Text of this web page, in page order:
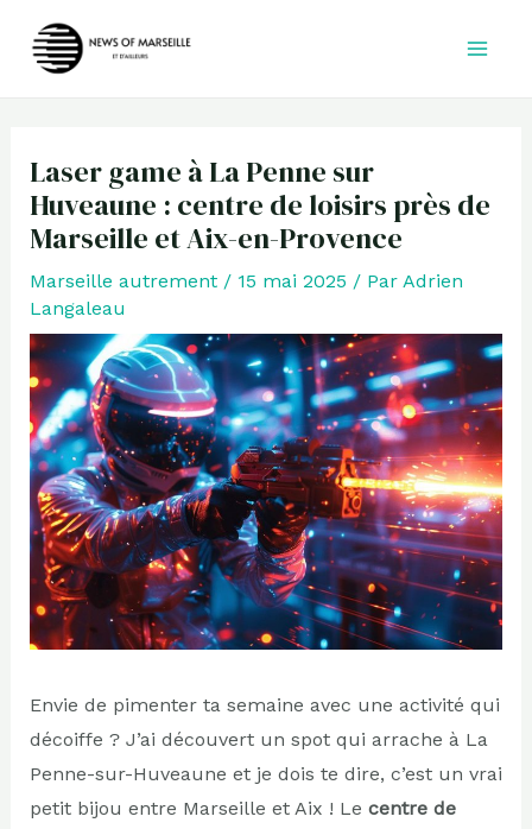
Laser game à La Penne sur
Huveaune : centre de loisirs près de
Marseille et Aix-en-Provence
Marseille autrement/ 15 mai 2025 / Par Adrien
Langaleau
Envie de pimenter ta semaine avec une activité qui
décoiffe ? J’ai découvert un spot qui arrache à La
Penne-sur-Huveaune et je dois te dire, c’est un vrai
petit bijou entre Marseille et Aix ! Le centre de